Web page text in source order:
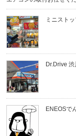
ミニスト
Dr.Drive
ENEOSで